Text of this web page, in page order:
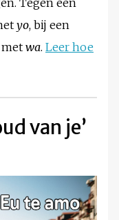
yo, bij een
wa. Leer hoe
van je’